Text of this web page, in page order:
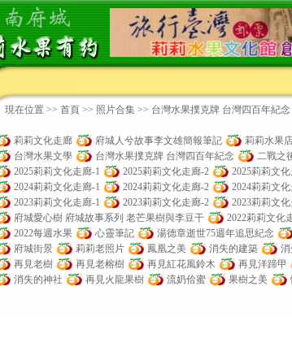
莉莉文化走廊 府城人兮故事李文雄簡報筆記
莉莉水果
台灣水果文學
台灣水果撲克牌 台灣四百年紀念
二戰之
2025莉莉文化走廊-1
2025莉莉文化走廊-2 2025莉莉文
2024莉莉文化走廊-1
2024莉莉文化走廊-2 2024莉莉文
2023莉莉文化走廊-1
2023莉莉文化走廊-2 2023莉莉文
府城愛心樹 府城故事系列 老芒果樹與李豆干
2022莉莉文化
2022每週水果
心靈筆記 湯德章逝世75週年追思紀念
府城街景
莉莉老照片 鳳凰之美 消失的建築
再見老樹
再見老榕樹 再見紅花風鈴木 再見洋蹄甲
消失的神社
再見火龍果樹 流奶佮蜜 果樹之美
現在位置 >> 首頁 >> 照片合集 >> 台灣水果撲克牌 台灣四百年紀念